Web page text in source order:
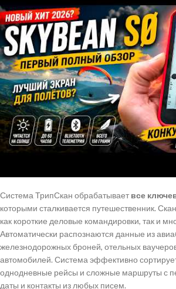
Система ТрипСкан обрабатывает все
которыми сталкивается путешественник.
как короткие деловые командировки, так и
Автоматически распознаются данные из
железнодорожных броней, отельных
автомобилей. Система эффективно
однодневные рейсы и сложные маршруты с
даты и контакты из любых писем.